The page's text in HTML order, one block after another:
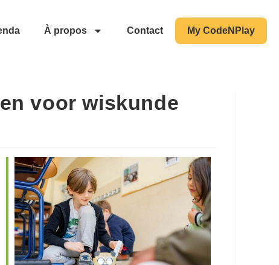
À propos Contact My CodeNPlay
voor wiskunde
Outlook Live